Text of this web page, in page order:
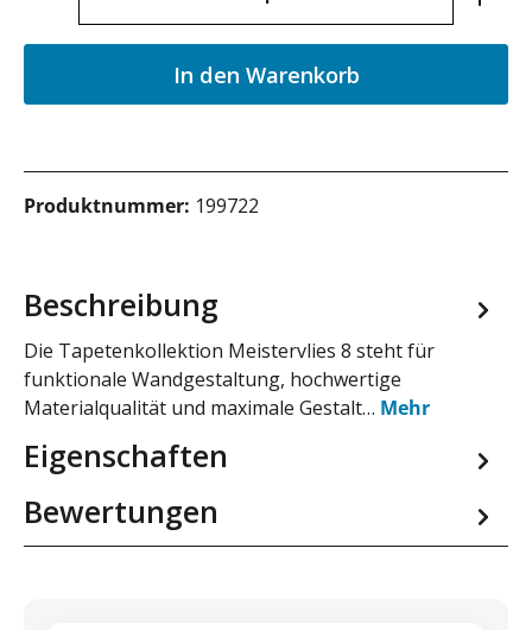
In den Warenkorb
Produktnummer: 199722
Beschreibung
Die Tapetenkollektion Meistervlies 8 steht für
funktionale Wandgestaltung, hochwertige
Materialqualität und maximale Gestalt… Mehr
Eigenschaften
Bewertungen